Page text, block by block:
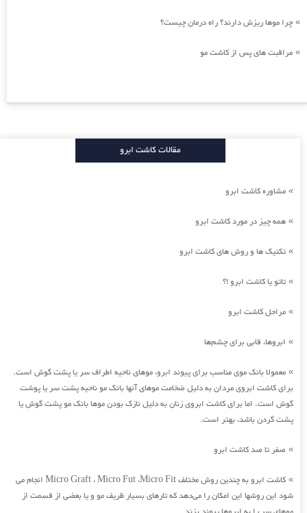
» چرا موها ریزش دارند؟ راه درمان چیست؟
» مراقبت های پس از کاشت مو
مقالات کاشت ابرو
» مشاوره کاشت ابرو
» همه چیز در مورد کاشت ابرو
» تکنیک ها و روش های کاشت ابرو
» تاتو یا کاشت ابرو !؟
» مراحل کاشت ابرو
» ابروها، قابی برای چشم‌ها
» معمولا بانک موی مناسب برای پیوند ابرو، موهای ناحیه اطراف سر یا پشت گوش است.
برای کاشت ابروی مردان به دلیل ضخامت موهای آنها بانک مو ناحیه پشت سر یا پوشت
گوش است. اما برای کاشت ابروی زنان به دلیل نازک بودن موها بانک مو پشت گوش یا
پشت گردن باشد، بهتر است.
» صفر تا صد کاشت ابرو
»
کاشت ابرو به چندین روش مختلف Micro Graft ، Micro Fut ،Micro Fit انجام می
شود این روشها این امکان را می‌دهد که تارهای بسیار ظریف مو و یا بعضی از قسمت از